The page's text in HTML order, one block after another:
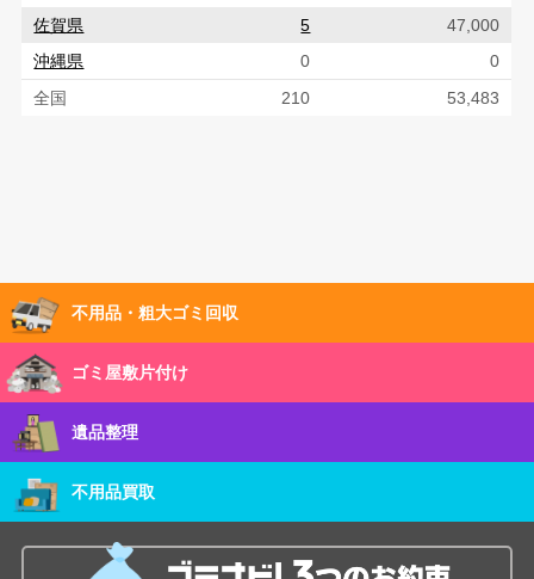
佐賀県
5
47,000
沖縄県
0
0
全国
210 53,483
不用品・粗大ゴミ回収
ゴミ屋敷片付け
遺品整理
不用品買取